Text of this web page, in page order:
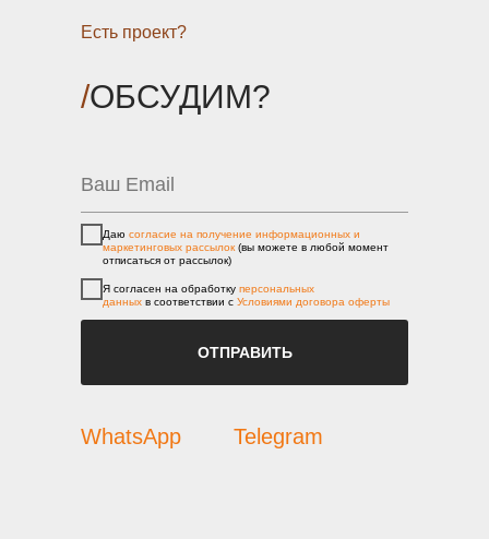
/ОБСУДИМ?
Есть проект?
Даю согласие на получение информационных и
маркетинговых рассылок (вы можете в любой момент
отписаться от рассылок)
Я согласен на обработку персональных
данных в соответствии с Условиями договора оферты
ОТПРАВИТЬ
WhatsApp Telegram